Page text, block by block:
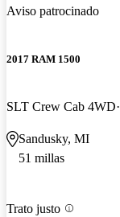
Aviso patrocinado
2017 RAM 1500
SLT Crew Cab 4WD
Sandusky, MI
51 millas
Trato justo